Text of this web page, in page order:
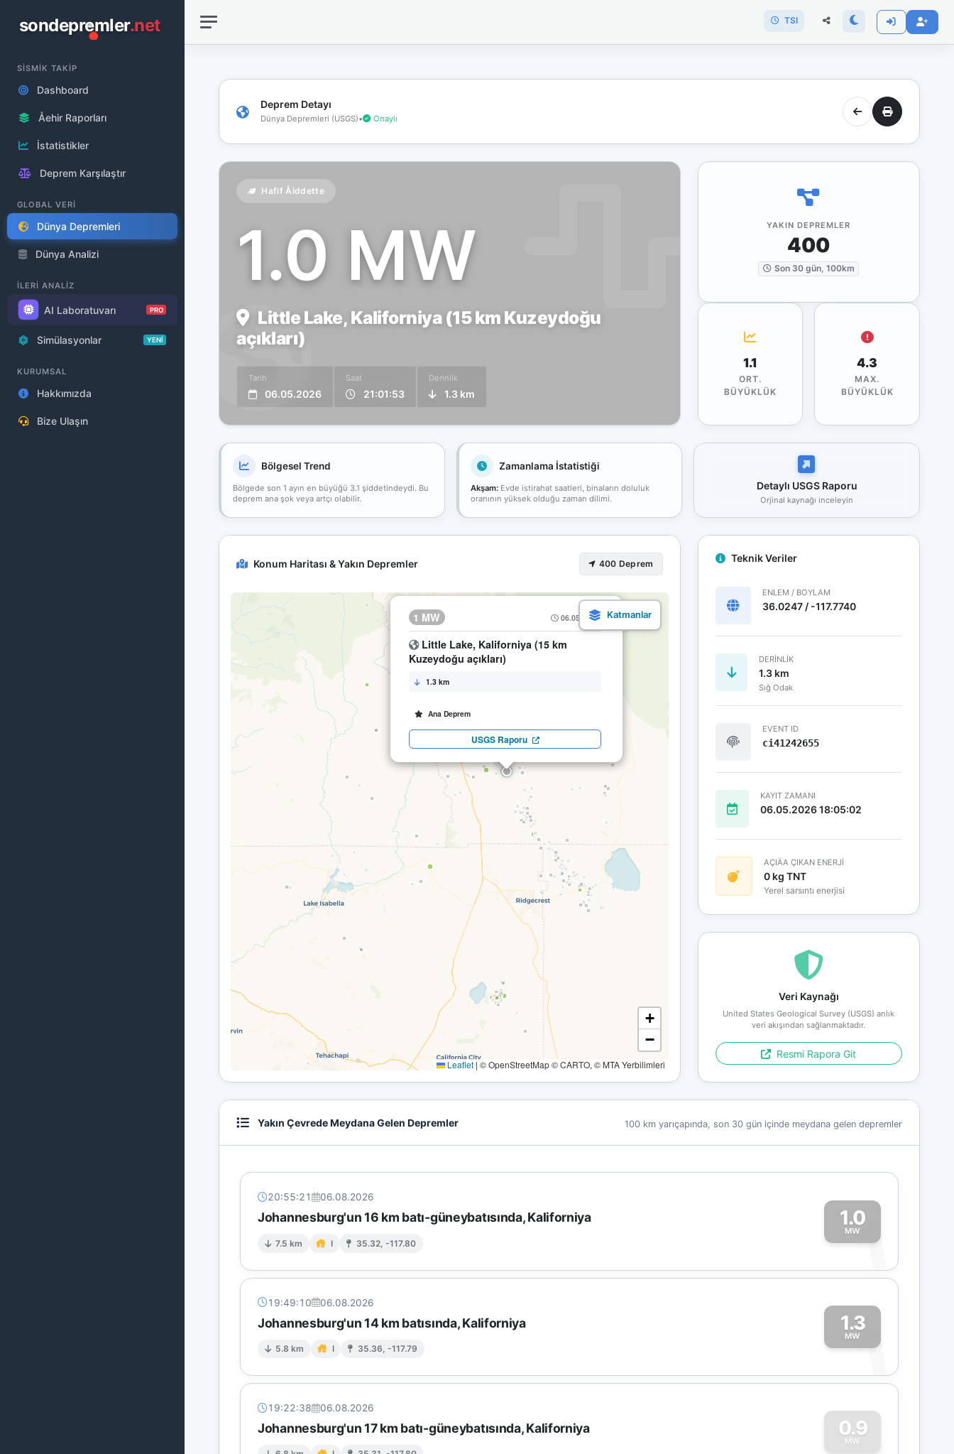
sondepremler.net
SİSMİK TAKİP
Dashboard
Åehir Raporları
İstatistikler
Deprem Karşılaştır
GLOBAL VERİ
Dünya Depremleri
Dünya Analizi
İLERİ ANALİZ
AI Laboratuvarı PRO
Simülasyonlar YENİ
KURUMSAL
Hakkımızda
Bize Ulaşın
TSI
Deprem Detayı
Dünya Depremleri (USGS)• Onaylı
Hafif Åiddette
1.0 MW
Little Lake, Kaliforniya (15 km Kuzeydoğu
açıkları)
Tarih
06.05.2026
Saat
21:01:53
Derinlik
1.3 km
YAKIN DEPREMLER
400
Son 30 gün, 100km
1.1
ORT.
BÜYÜKLÜK
4.3
MAX.
BÜYÜKLÜK
Bölgesel Trend
Bölgede son 1 ayın en büyüğü 3.1 şiddetindeydi. Bu
deprem ana şok veya artçı olabilir.
Zamanlama İstatistiği
Akşam:Evde istirahat saatleri, binaların doluluk
oranının yüksek olduğu zaman dilimi.
Detaylı USGS Raporu
Orjinal kaynağı inceleyin
Konum Haritası & Yakın Depremler 400 Deprem
1 MW 06.05 21:01
Little Lake, Kaliforniya (15 km
Kuzeydoğu açıkları)
1.3 km
Ana Deprem
USGS Raporu
×
+
−
Leaflet |© OpenStreetMap © CARTO, © MTA Yerbilimleri
Teknik Veriler
ENLEM / BOYLAM
36.0247 / -117.7740
DERINLIK
1.3 km
Sığ Odak
EVENT ID
ci41242655
KAYIT ZAMANI
06.05.2026 18:05:02
AÇIÄA ÇIKAN ENERJİ
0 kg TNT
Yerel sarsıntı enerjisi
Veri Kaynağı
United States Geological Survey (USGS) anlık
veri akışından sağlanmaktadır.
Resmi Rapora Git
Yakın Çevrede Meydana Gelen Depremler 100 km yarıçapında, son 30 gün içinde meydana gelen depremler
20:55:21 06.08.2026
Johannesburg'un 16 km batı-güneybatısında, Kaliforniya
7.5 km I 35.32, -117.80
1.0
MW
1
19:49:10 06.08.2026
Johannesburg'un 14 km batısında, Kaliforniya
5.8 km I 35.36, -117.79
1.3
MW
1
19:22:38 06.08.2026
Johannesburg'un 17 km batı-güneybatısında, Kaliforniya 0.9
MW
bağlantınız